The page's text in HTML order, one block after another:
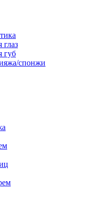
глаз
губ
спонжи